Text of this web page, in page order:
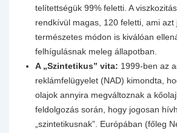
telítettségük 99% feletti. A
rendkívül magas, 120 feletti, ami azt
természetes módon is kiválóan
felhígulásnak meleg állapotban.
A „Szintetikus” vita: 1999-ben az
reklámfelügyelet (NAD) kimondta,
olajok annyira megváltoznak a
feldolgozás során, hogy jogosan
„szintetikusnak”. Európában (főleg